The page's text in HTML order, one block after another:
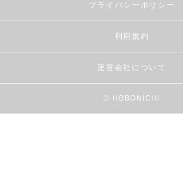
プライバシーポリシー
利用規約
運営会社について
© HOBONICHI